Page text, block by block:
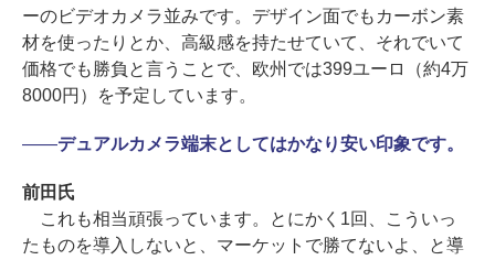
ーのビデオカメラ並みです。デザイン面でもカーボン素
材を使ったりとか、高級感を持たせていて、それでいて
価格でも勝負と言うことで、欧州では399ユーロ（約4万
8000円）を予定しています。
――デュアルカメラ端末としてはかなり安い印象です。
前田氏
これも相当頑張っています。とにかく1回、こういっ
たものを導入しないと、マーケットで勝てないよ、と導